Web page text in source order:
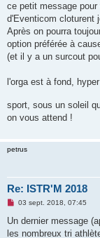
a
g
n
o
l
ce petit message
d'Eventicom cloturent
Après on pourra
option préférée à
(et il y a un surcout
l'orga est à fond,
sport, sous un soleil
on vous attend !
petrus
Re: ISTR'M 2018
M
s
a
03 sept. 2018, 07:45
Un dernier message
les nombreux tri